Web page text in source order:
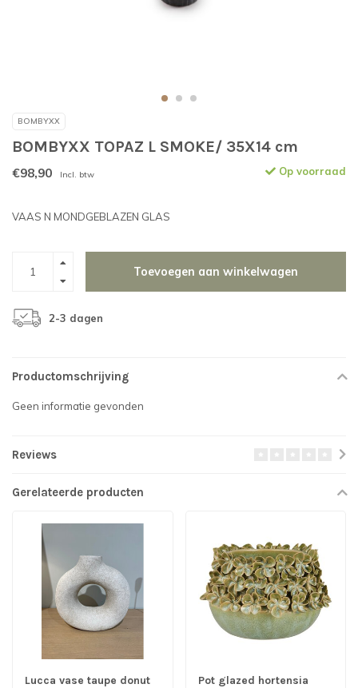
BOMBYXX
BOMBYXX TOPAZ L SMOKE/ 35X14 cm
€98,90 Incl. btw Op voorraad
VAAS N MONDGEBLAZEN GLAS
Toevoegen aan winkelwagen
2-3 dagen
Productomschrijving
Geen informatie gevonden
Reviews
Gerelateerde producten
Lucca vase taupe donut
Pot glazed hortensia